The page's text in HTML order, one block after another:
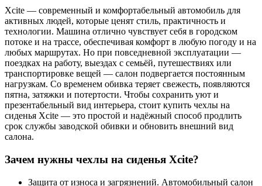
Xcite — современный и комфортабельный автомобиль для
активных людей, которые ценят стиль, практичность и
технологии. Машина отлично чувствует себя в городском
потоке и на трассе, обеспечивая комфорт в любую погоду и на
любых маршрутах. Но при повседневной эксплуатации —
поездках на работу, выездах с семьёй, путешествиях или
транспортировке вещей — салон подвергается постоянным
нагрузкам. Со временем обивка теряет свежесть, появляются
пятна, затяжки и потертости. Чтобы сохранить уют и
презентабельный вид интерьера, стоит купить чехлы на
сиденья Xcite — это простой и надёжный способ продлить
срок службы заводской обивки и обновить внешний вид
салона.
Зачем нужны чехлы на сиденья Xcite?
Защита от износа и загрязнений. Автомобильный салон